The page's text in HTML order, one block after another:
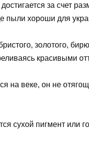
за счет
пыли хороши для
золотого,
красивыми
на веке, он не
сухой пигмент или